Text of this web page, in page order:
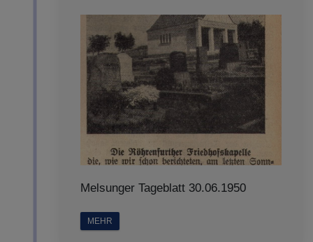
Melsunger Tageblatt 30.06.1950
MEHR